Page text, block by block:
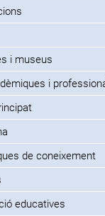
i museus
i
de coneixement
educatives